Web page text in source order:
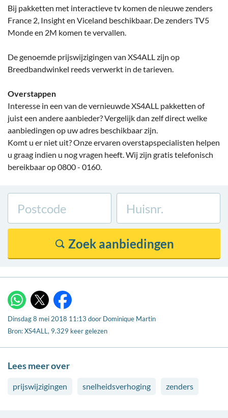
Bij pakketten met interactieve tv komen de nieuwe zenders
France 2, Insight en Viceland beschikbaar. De zenders TV5
Monde en 2M komen te vervallen.
De genoemde prijswijzigingen van XS4ALL zijn op
Breedbandwinkel reeds verwerkt in de tarieven.
Overstappen
Interesse in een van de vernieuwde XS4ALL pakketten of
juist een andere aanbieder? Vergelijk dan zelf direct welke
aanbiedingen op uw adres beschikbaar zijn.
Komt u er niet uit? Onze ervaren overstapspecialisten helpen
u graag indien u nog vragen heeft. Wij zijn gratis telefonisch
bereikbaar op 0800 - 0160.
WhatsApp
X Facebook
Dinsdag 8 mei 2018 11:13 door Dominique Martin
Bron: XS4ALL, 9.329 keer gelezen
Lees meer over
prijswijzigingen snelheidsverhoging zenders